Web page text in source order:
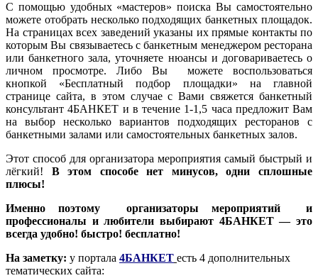
С помощью удобных «мастеров» поиска Вы самостоятельно
можете отобрать несколько подходящих банкетных площадок.
На страницах всех заведений указаны их прямые контакты по
которым Вы связываетесь с банкетным менеджером ресторана
или банкетного зала, уточняете нюансы и договариваетесь о
личном просмотре. Либо Вы можете воспользоваться
кнопкой «Бесплатный подбор площадки» на главной
странице сайта, в этом случае с Вами свяжется банкетный
консультант 4БАНКЕТ и в течение 1-1,5 часа предложит Вам
на выбор несколько вариантов подходящих ресторанов с
банкетными залами или самостоятельных банкетных залов.
Этот способ для организатора мероприятия самый быстрый и
лёгкий! В этом способе нет минусов, одни сплошные
плюсы!
Именно поэтому организаторы мероприятий и
профессионалы и любители выбирают 4БАНКЕТ — это
всегда удобно! быстро! бесплатно!
На заметку: у портала 4БАНКЕТ есть 4 дополнительных
тематических сайта: